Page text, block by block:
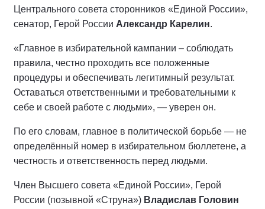
Центрального совета сторонников «Единой России»,
сенатор, Герой России Александр Карелин.
«Главное в избирательной кампании – соблюдать
правила, честно проходить все положенные
процедуры и обеспечивать легитимный результат.
Оставаться ответственными и требовательными к
себе и своей работе с людьми», — уверен он.
По его словам, главное в политической борьбе — не
определённый номер в избирательном бюллетене, а
честность и ответственность перед людьми.
Член Высшего совета «Единой России», Герой
России (позывной «Струна») Владислав Головин